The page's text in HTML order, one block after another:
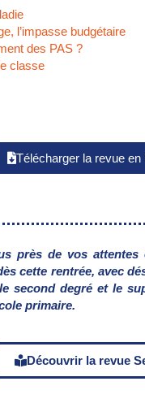
l’impasse budgétaire
des PAS ?
classe
Télécharger la revue en
près de vos attentes
cette rentrée, avec
second degré et le
primaire.
Découvrir la revue